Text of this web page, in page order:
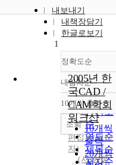
내보내기
내책장담기
한글로보기
정확도순
정확도
순
인기도
순
연도순
제목순
저자순
내림차순
내림차
10개씩 출력
10개씩
출력
20개씩
조회
1
2005년 한
국CAD /
CAM학회
워크샵
편집부(편집
자)
(사)한국